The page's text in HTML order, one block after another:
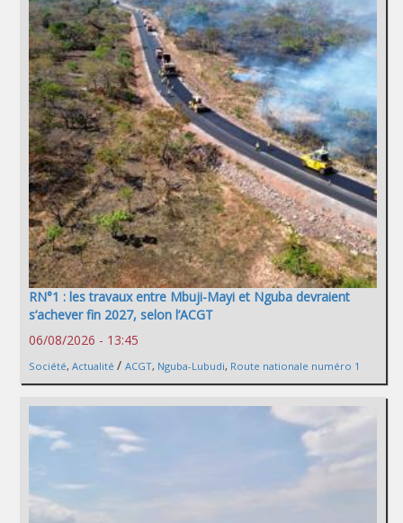
RN°1 : les travaux entre Mbuji-Mayi et Nguba devraient
s’achever fin 2027, selon l’ACGT
06/08/2026 - 13:45
Société, Actualité / ACGT, Nguba-Lubudi, Route nationale numéro 1